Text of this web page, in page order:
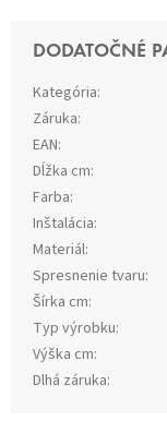
DODATOČNÉ
Kategória:
Záruka:
EAN:
Dĺžka cm:
Farba:
Inštalácia:
Materiál:
Spresnenie tvaru:
Šírka cm:
Typ výrobku:
Výška cm:
Dlhá záruka: